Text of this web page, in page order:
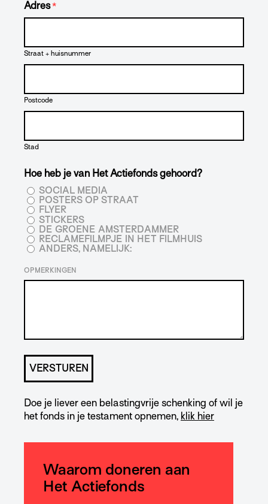
Adres *
Straat + huisnummer
Postcode
Stad
Hoe heb je van Het Actiefonds gehoord?
SOCIAL MEDIA
POSTERS OP STRAAT
FLYER
STICKERS
DE GROENE AMSTERDAMMER
RECLAMEFILMPJE IN HET FILMHUIS
ANDERS, NAMELIJK:
OPMERKINGEN
Doe je liever een belastingvrije schenking of wil je
het fonds in je testament opnemen, klik hier
Waarom doneren aan
Het Actiefonds